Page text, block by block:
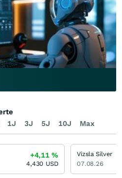
1J 3J 5J 10J Max
+4,11%
4,430 USD
Vizsla Silver
07.08.26